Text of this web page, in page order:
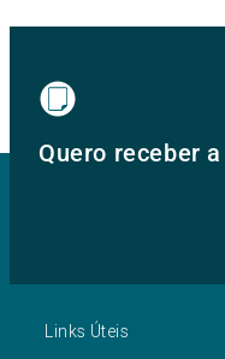
Quero receber
Links Úteis